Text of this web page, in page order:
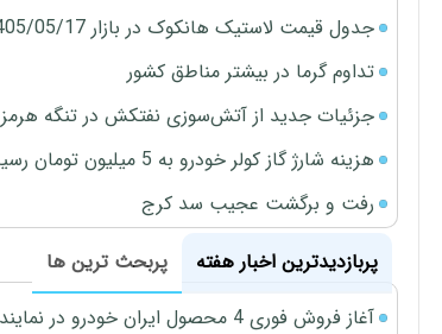
جدول قیمت لاستیک هانکوک در بازار 1405/05/17
تداوم گرما در بیشتر مناطق کشور
جزئیات جدید از آتش‌سوزی نفتکش در تنگه هرمز
هزینه شارژ گاز کولر خودرو به 5 میلیون تومان رسید
رفت و برگشت عجیب سد کرج
پربازدیدترین اخبار هفته
پربحث ترین ها
آغاز فروش فوری 4 محصول ایران خودرو در نمایندگی‌ها